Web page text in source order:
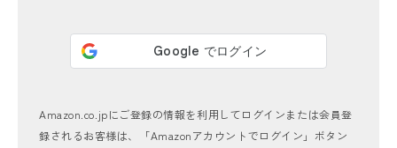
会員ステージ特典プログラムについて
Amazon.co.jpにご登録の情報を利用してログインまたは会員登
録されるお客様は、「Amazonアカウントでログイン」ボタン